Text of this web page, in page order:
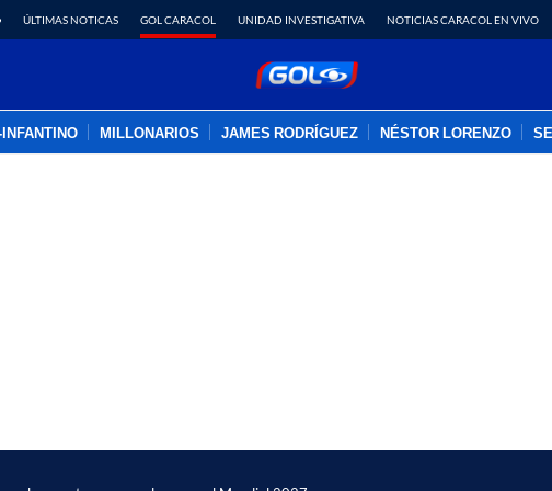
ÚLTIMAS NOTICAS GOL CARACOL UNIDAD INVESTIGATIVA NOTICIAS CARACOL EN VIVO
MILLONARIOS JAMES RODRÍGUEZ NÉSTOR LORENZO